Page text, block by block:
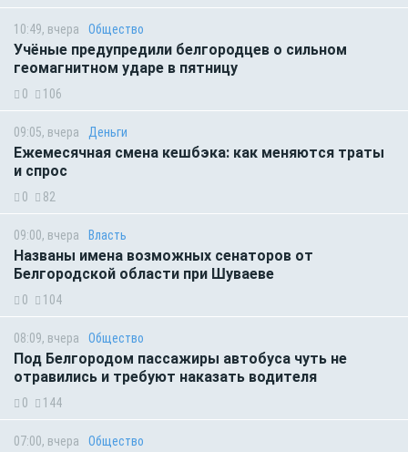
10:49, вчера Общество
Учёные предупредили белгородцев о сильном
геомагнитном ударе в пятницу
0 106
09:05, вчера Деньги
Ежемесячная смена кешбэка: как меняются траты
и спрос
0 82
09:00, вчера Власть
Названы имена возможных сенаторов от
Белгородской области при Шуваеве
0 104
08:09, вчера Общество
Под Белгородом пассажиры автобуса чуть не
отравились и требуют наказать водителя
0 144
07:00, вчера Общество